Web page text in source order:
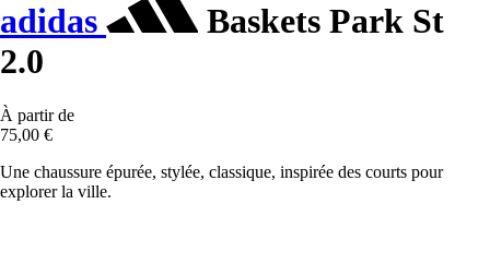
adidas
Baskets Park St
2.0
À partir de
75,00 €
Une chaussure épurée, stylée, classique, inspirée des courts pour
explorer la ville.